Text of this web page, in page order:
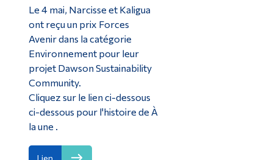
Le 4 mai, Narcisse et Kaligua
ont reçu un prix Forces
Avenir dans la catégorie
Environnement pour leur
projet Dawson Sustainability
Community.
Cliquez sur le lien ci-dessous
ci-dessous pour l'histoire de À
la une .